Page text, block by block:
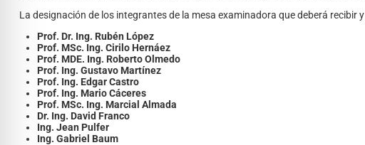
La designación de los integrantes de la mesa examinadora que deberá
Prof. Dr. Ing. Rubén López
Prof. MSc. Ing. Cirilo Hernáez
Prof. MDE. Ing. Roberto Olmedo
Prof. Ing. Gustavo Martínez
Prof. Ing. Edgar Castro
Prof. Ing. Mario Cáceres
Prof. MSc. Ing. Marcial Almada
Dr. Ing. David Franco
Ing. Jean Pulfer
Ing. Gabriel Baum